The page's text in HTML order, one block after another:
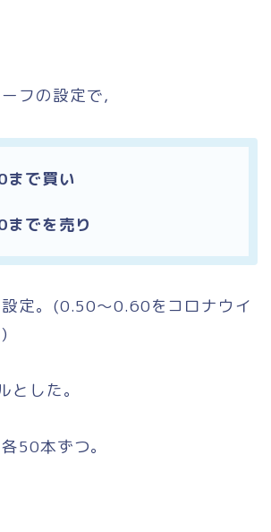
フの設定で，
で買い
でを売り
定。(0.50〜0.60をコロナウイ
した。
50本ずつ。